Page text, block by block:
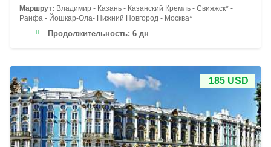
Маршрут: Владимир - Казань - Казанский Кремль - Свияжск* -
Раифа - Йошкар-Ола- Нижний Новгород - Москва*
Продолжительность: 6 дн
185 USD